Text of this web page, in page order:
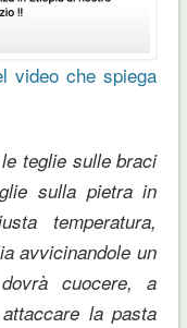
video che spiega
teglie sulle braci
sulla pietra in
temperatura,
avvicinandole un
cuocere, a
la pasta